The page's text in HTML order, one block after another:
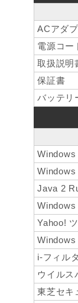
ACアダ
電源コー
取扱説明
保証書
バッテリ
Java 2
Yahoo!
Windows
i-フィル
ウイルス
東芝セキ